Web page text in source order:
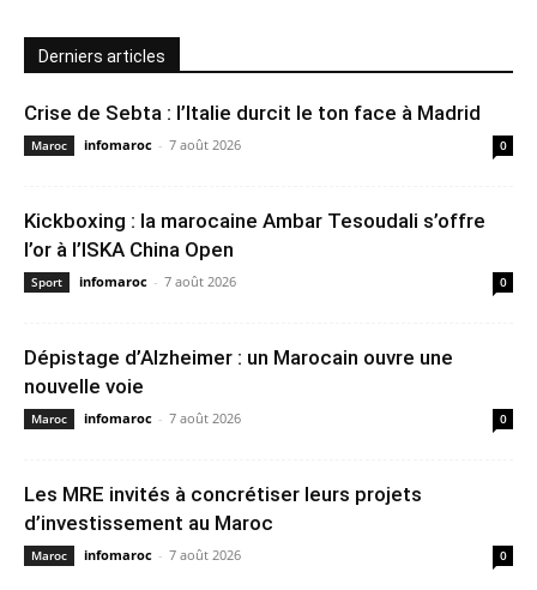
Derniers articles
Crise de Sebta : l’Italie durcit le ton face à Madrid
Maroc infomaroc - 7 août 2026 0
Kickboxing : la marocaine Ambar Tesoudali s’offre
l’or à l’ISKA China Open
Sport infomaroc - 7 août 2026 0
Dépistage d’Alzheimer : un Marocain ouvre une
nouvelle voie
Maroc infomaroc - 7 août 2026 0
Les MRE invités à concrétiser leurs projets
d’investissement au Maroc
Maroc infomaroc - 7 août 2026 0